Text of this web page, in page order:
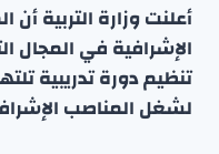
أعلنت وزارة التربية أن
الإشرافية في المجال
تنظيم دورة تدريبية
لشغل المناصب